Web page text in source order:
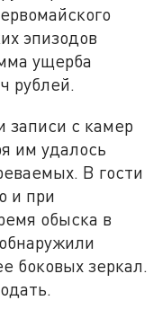
эпизодов
ущерба
рублей.
записи с камер
им удалось
В гости
и при
обыска в
боковых зеркал.